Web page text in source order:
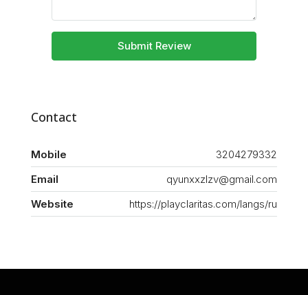
Submit Review
Contact
Mobile
3204279332
Email
qyunxxzlzv@gmail.com
Website
https://playclaritas.com/langs/ru